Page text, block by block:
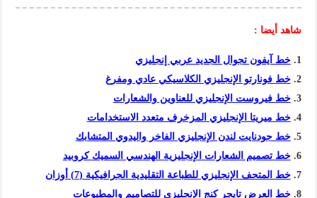
شاهد أيضا :
خط آيفون تجوال الجديد عربي إنجليزي
خط فونارتو الإنجليزي الكلاسيكي عادي ومفرغ
خط فيروست الإنجليزي للعناوين والشعارات
خط ميريتا الإنجليزي المزخرف متعدد الاستخدامات
خط جودنايت لندن الإنجليزي الفاخر واليدوي المتشابك
خط تصميم الشعارات الإنجليزية الهندسي السميك كروبيد
خط المتحف الإنجليزي للطباعة التقليدية الجرافيكية (7) أوزان
خط العرض تايجر كنج الإنجليزي للتصاميم والمطبوعات